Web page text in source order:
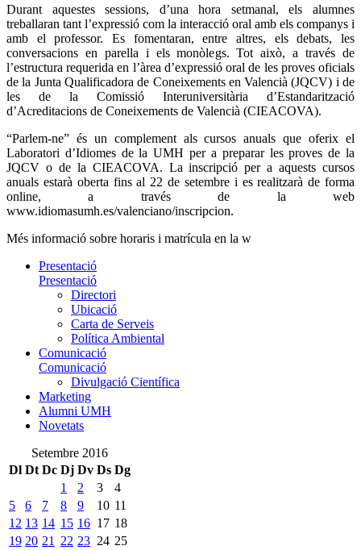
Durant aquestes sessions, d’una hora setmanal, els alumnes
treballaran tant l’expressió com la interacció oral amb els companys i
amb el professor. Es fomentaran, entre altres, els debats, les
conversacions en parella i els monòlegs. Tot això, a través de
l’estructura requerida en l’àrea d’expressió oral de les proves oficials
de la Junta Qualificadora de Coneixements en Valencià (JQCV) i de
les de la Comissió Interuniversitària d’Estandarització
d’Acreditacions de Coneixements de Valencià (CIEACOVA).
“Parlem-ne” és un complement als cursos anuals que oferix el
Laboratori d’Idiomes de la UMH per a preparar les proves de la
JQCV o de la CIEACOVA. La inscripció per a aquests cursos
anuals estarà oberta fins al 22 de setembre i es realitzarà de forma
online, a través de la web
www.idiomasumh.es/valenciano/inscripcion.
Més informació sobre horaris i matrícula en la w
Presentació
Presentació
Directori
Ubicació
Carta de Serveis
Política Ambiental
Comunicació
Comunicació
Divulgació Científica
Marketing
Alumni UMH
Novetats
Setembre 2016
Dl Dt Dc Dj Dv Ds Dg
1
2 3
4
5
6 7 8 9 10 11
12 13 14 15 16 17 18
19 20 21 22 23 24 25